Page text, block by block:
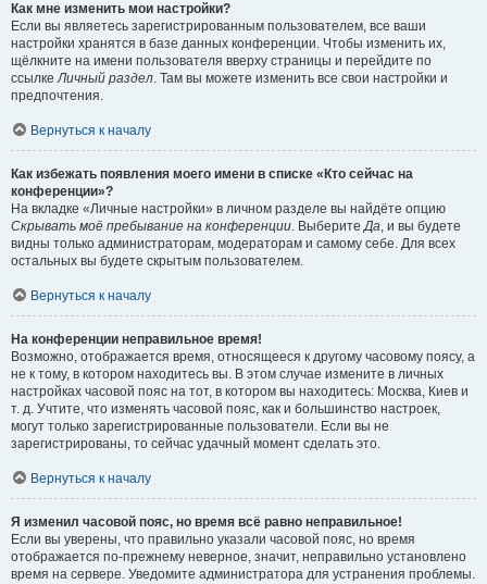
Как мне изменить мои настройки?
Если вы являетесь зарегистрированным пользователем, все ваши
настройки хранятся в базе данных конференции. Чтобы изменить их,
щёлкните на имени пользователя вверху страницы и перейдите по
ссылкеЛичный раздел. Там вы можете изменить все свои настройки и
предпочтения.
Вернуться к началу
Как избежать появления моего имени в списке «Кто сейчас на
конференции»?
На вкладке «Личные настройки» в личном разделе вы найдёте опцию
Скрывать моё пребывание на конференции. ВыберитеДа, и вы будете
видны только администраторам, модераторам и самому себе. Для всех
остальных вы будете скрытым пользователем.
Вернуться к началу
На конференции неправильное время!
Возможно, отображается время, относящееся к другому часовому поясу, а
не к тому, в котором находитесь вы. В этом случае измените в личных
настройках часовой пояс на тот, в котором вы находитесь: Москва, Киев и
т. д. Учтите, что изменять часовой пояс, как и большинство настроек,
могут только зарегистрированные пользователи. Если вы не
зарегистрированы, то сейчас удачный момент сделать это.
Вернуться к началу
Я изменил часовой пояс, но время всё равно неправильное!
Если вы уверены, что правильно указали часовой пояс, но время
отображается по-прежнему неверное, значит, неправильно установлено
время на сервере. Уведомите администратора для устранения проблемы.